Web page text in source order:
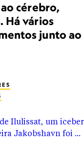
cérebro,
Há vários
junto ao